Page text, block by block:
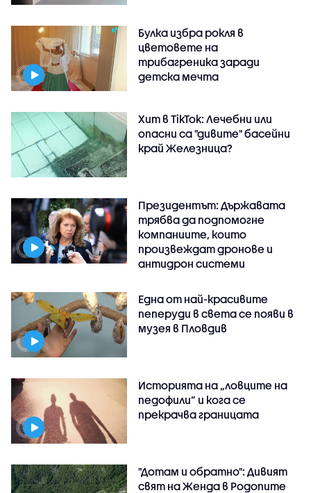
Булка избра рокля в
цветовете на
трибагреника заради
детска мечта
Хит в TikTok: Лечебни или
опасни са "дивите" басейни
край Железница?
Президентът: Държавата
трябва да подпомогне
компаниите, които
произвеждат дронове и
антидрон системи
Една от най-красивите
пеперуди в света се появи в
музея в Пловдив
Историята на „ловците на
педофили” и кога се
прекрачва границата
"Дотам и обратно": Дивият
свят на Женда в Родопите